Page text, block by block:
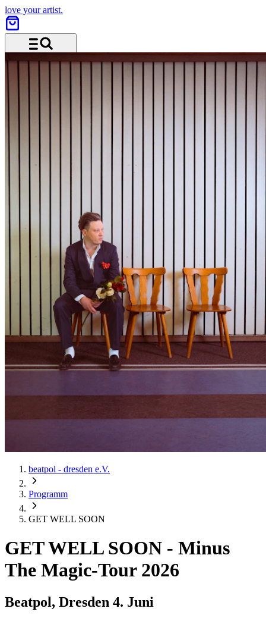
love your artist.
Menü und Suche
beatpol - dresden e.V.
Programm
GET WELL SOON
GET WELL SOON - Minus
The Magic-Tour 2026
Beatpol, Dresden 4. Juni